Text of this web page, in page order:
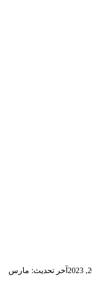
آخر تحديث: مارس